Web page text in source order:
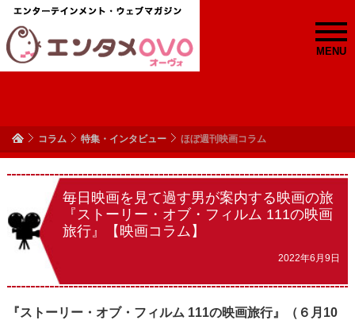
MENU
コラム 特集・インタビュー ほぼ週刊映画コラム
毎日映画を見て過す男が案内する映画の旅
『ストーリー・オブ・フィルム 111の映画
旅行』【映画コラム】
2022年6月9日
『ストーリー・オブ・フィルム 111の映画旅行』（６月10